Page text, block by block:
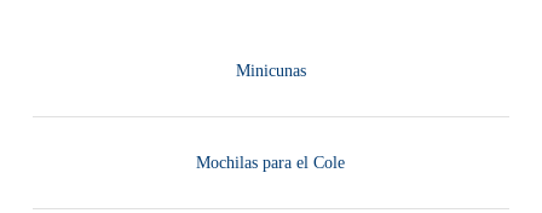
Minicunas
Mochilas para el Cole